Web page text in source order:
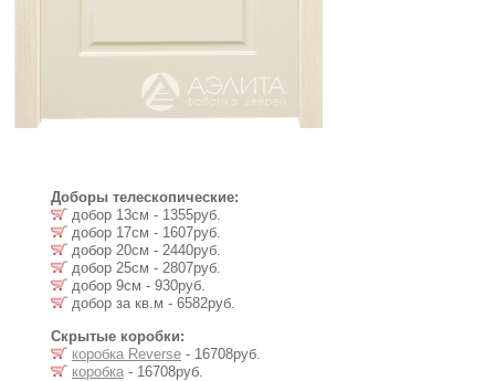
Доборы телескопические:
добор 13см - 1355руб.
добор 17см - 1607руб.
добор 20см - 2440руб.
добор 25см - 2807руб.
добор 9см - 930руб.
добор за кв.м - 6582руб.
Скрытые коробки:
коробка Reverse - 16708руб.
коробка - 16708руб.